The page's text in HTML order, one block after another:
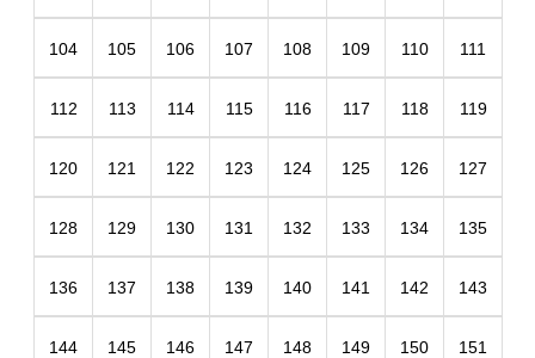
104 105 106 107 108 109 110 111
112 113 114 115 116 117 118 119
120 121 122 123 124 125 126 127
128 129 130 131 132 133 134 135
136 137 138 139 140 141 142 143
144 145 146 147 148 149 150 151